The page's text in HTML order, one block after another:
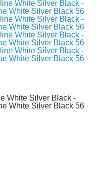
White Silver Black -
White Silver Black 56